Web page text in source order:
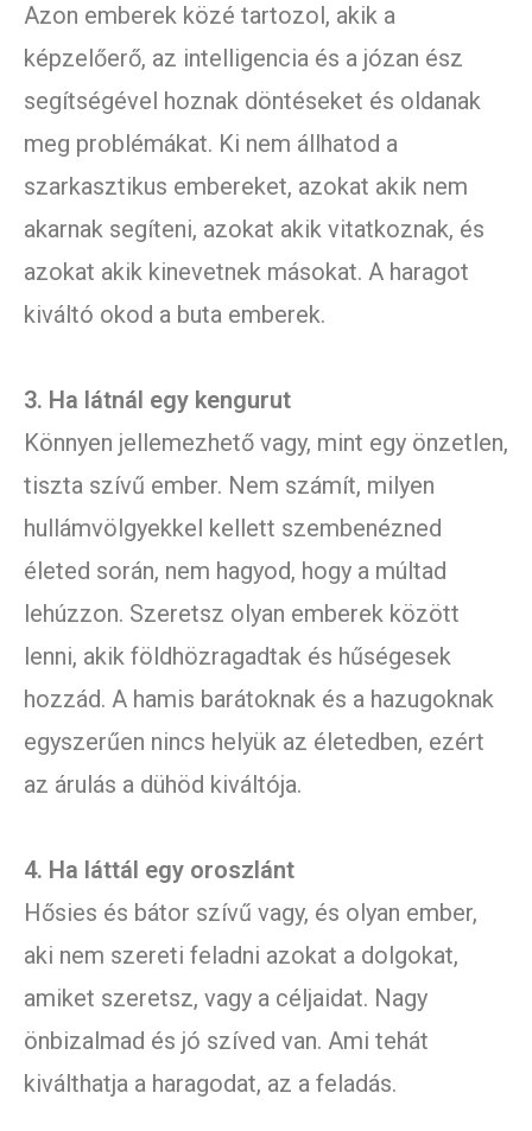
Azon emberek közé tartozol, akik a
képzelőerő, az intelligencia és a józan ész
segítségével hoznak döntéseket és oldanak
meg problémákat. Ki nem állhatod a
szarkasztikus embereket, azokat akik nem
akarnak segíteni, azokat akik vitatkoznak, és
azokat akik kinevetnek másokat. A haragot
kiváltó okod a buta emberek.
3. Ha látnál egy kengurut
Könnyen jellemezhető vagy, mint egy önzetlen,
tiszta szívű ember. Nem számít, milyen
hullámvölgyekkel kellett szembenézned
életed során, nem hagyod, hogy a múltad
lehúzzon. Szeretsz olyan emberek között
lenni, akik földhözragadtak és hűségesek
hozzád. A hamis barátoknak és a hazugoknak
egyszerűen nincs helyük az életedben, ezért
az árulás a dühöd kiváltója.
4. Ha láttál egy oroszlánt
Hősies és bátor szívű vagy, és olyan ember,
aki nem szereti feladni azokat a dolgokat,
amiket szeretsz, vagy a céljaidat. Nagy
önbizalmad és jó szíved van. Ami tehát
kiválthatja a haragodat, az a feladás.